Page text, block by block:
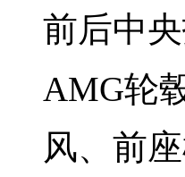
前后中
AMG轮
风、前